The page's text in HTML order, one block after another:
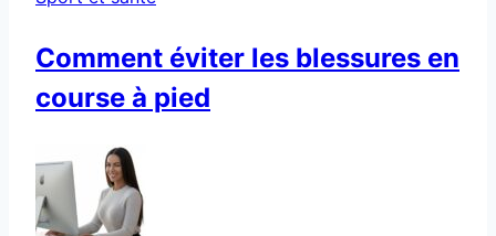
Comment éviter les blessures en
course à pied